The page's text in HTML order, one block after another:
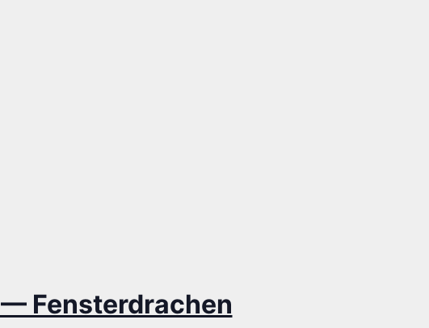
— Fensterdrachen